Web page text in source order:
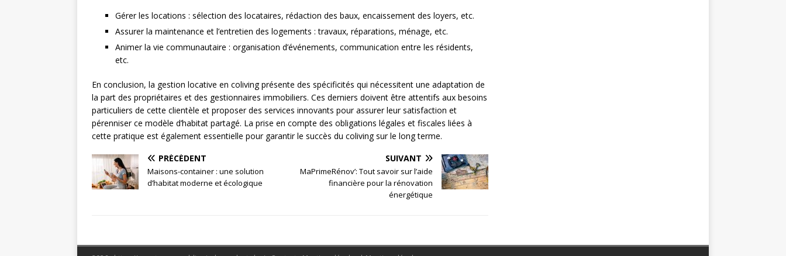
Gérer les locations : sélection des locataires, rédaction des baux, encaissement des loyers, etc.
Assurer la maintenance et l’entretien des logements : travaux, réparations, ménage, etc.
Animer la vie communautaire : organisation d’événements, communication entre les résidents,
etc.
En conclusion, la gestion locative en coliving présente des spécificités qui nécessitent une adaptation de
la part des propriétaires et des gestionnaires immobiliers. Ces derniers doivent être attentifs aux besoins
particuliers de cette clientèle et proposer des services innovants pour assurer leur satisfaction et
pérenniser ce modèle d’habitat partagé. La prise en compte des obligations légales et fiscales liées à
cette pratique est également essentielle pour garantir le succès du coliving sur le long terme.
PRÉCÉDENT
Maisons-container : une solution
d’habitat moderne et écologique
SUIVANT
MaPrimeRénov’: Tout savoir sur l’aide
financière pour la rénovation
énergétique